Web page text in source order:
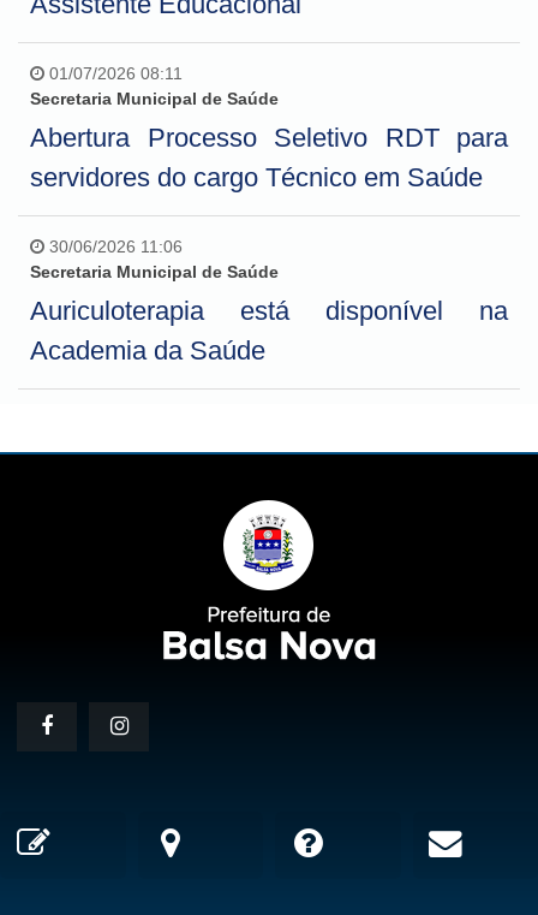
01/07/2026 08:11
Secretaria Municipal de Saúde
Abertura Processo Seletivo RDT para
servidores do cargo Técnico em Saúde
30/06/2026 11:06
Secretaria Municipal de Saúde
Auriculoterapia está disponível na
Academia da Saúde